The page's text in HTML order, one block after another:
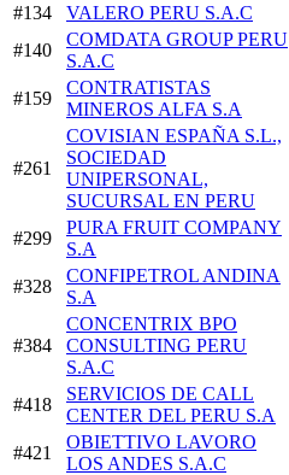
#134
VALERO PERU S.A.C
#140
COMDATA GROUP PERU
S.A.C
#159
CONTRATISTAS
MINEROS ALFA S.A
#261
COVISIAN ESPAÑA S.L.,
SOCIEDAD
UNIPERSONAL,
SUCURSAL EN PERU
#299
PURA FRUIT COMPANY
S.A
#328
CONFIPETROL ANDINA
S.A
#384
CONCENTRIX BPO
CONSULTING PERU
S.A.C
#418
SERVICIOS DE CALL
CENTER DEL PERU S.A
#421
OBIETTIVO LAVORO
LOS ANDES S.A.C